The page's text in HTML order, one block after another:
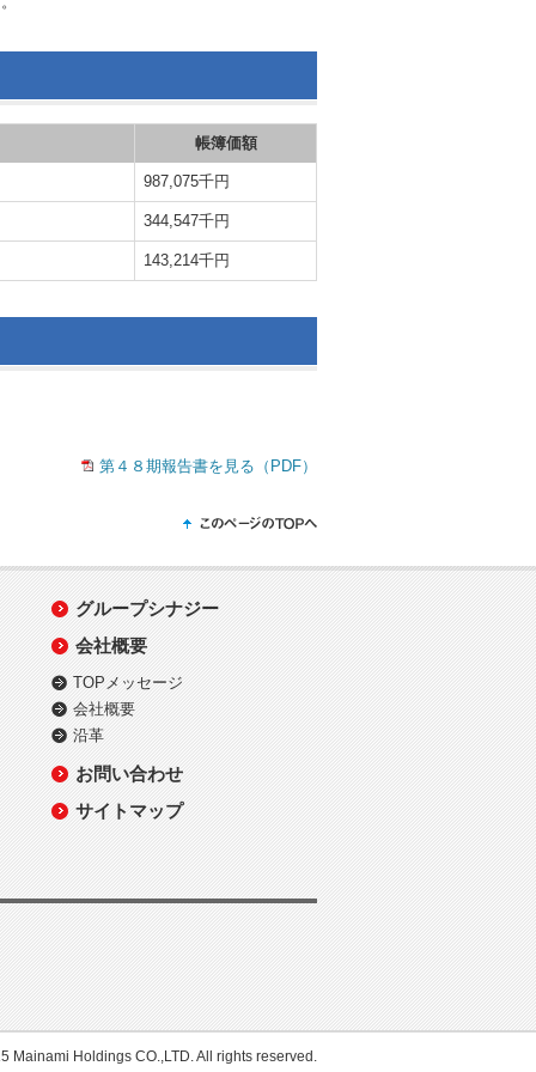
帳簿価額
987,075千円
344,547千円
143,214千円
第４８期報告書を見る（PDF）
グループシナジー
会社概要
TOPメッセージ
会社概要
沿革
お問い合わせ
サイトマップ
Mainami Holdings CO.,LTD. All rights reserved.